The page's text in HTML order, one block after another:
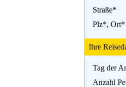
Straße*
Plz*, Ort*
Ihre
Tag der
Anzahl